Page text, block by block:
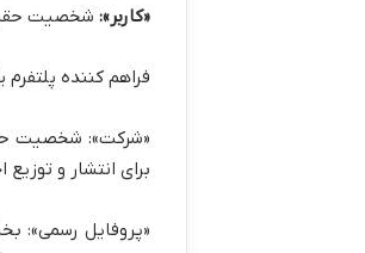
«کاربر»: شخصیت
فراهم کننده
«شرکت»: شخصیت
برای انتشار و
«پروفایل رسمی»: